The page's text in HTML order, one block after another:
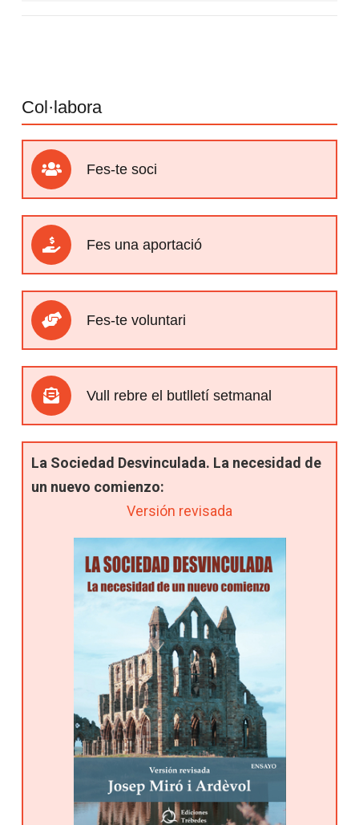
Col·labora
Fes-te soci
Fes una aportació
Fes-te voluntari
Vull rebre el butlletí setmanal
La Sociedad Desvinculada. La necesidad de
un nuevo comienzo:
Versión revisada